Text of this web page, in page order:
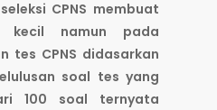
CPNS membuat
kecil namun pada
tes CPNS didasarkan
soal tes yang
100 soal ternyata